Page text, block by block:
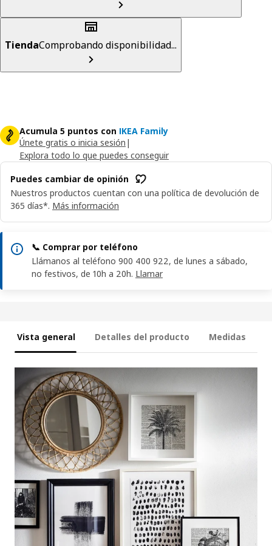
TiendaComprobando disponibilidad...
Acumula 5 puntos con IKEA Family
Únete gratis o inicia sesión |
Explora todo lo que puedes conseguir
Puedes cambiar de opinión
Nuestros productos cuentan con una política de devolución de
365 días*. Más información
📞 Comprar por teléfono
Llámanos al teléfono 900 400 922, de lunes a sábado,
no festivos, de 10h a 20h. Llamar
Vista general Detalles del producto Medidas